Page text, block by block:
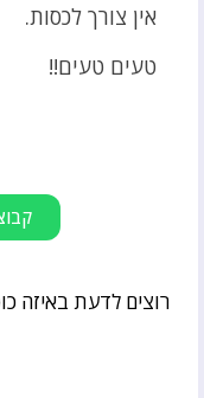
אין צורך לכסות.
טעים טעים!!
רוצים לדעת באיזה